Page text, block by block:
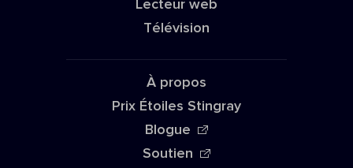
Lecteur web
Télévision
À propos
Prix Étoiles Stingray
Blogue
Soutien